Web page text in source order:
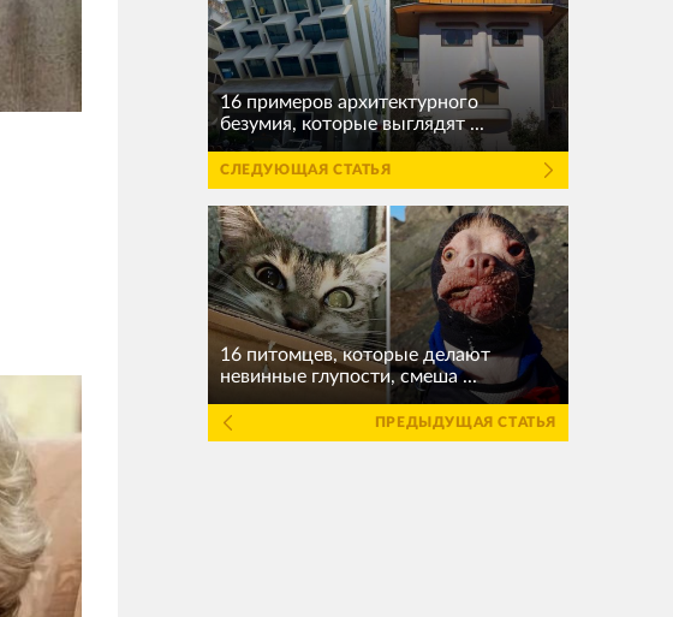
16 примеров архитектурного
безумия, которые выглядят ...
СЛЕДУЮЩАЯ СТАТЬЯ
16 питомцев, которые делают
невинные глупости, смеша ...
ПРЕДЫДУЩАЯ СТАТЬЯ